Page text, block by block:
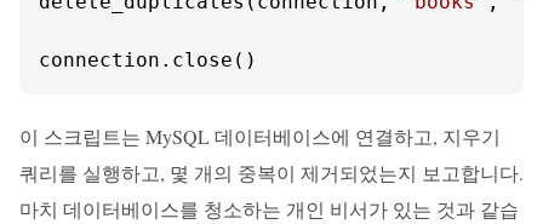
connection.close()
이 스크립트는 MySQL 데이터베이스에 연결하고, 지우기
쿼리를 실행하고, 몇 개의 중복이 제거되었는지 보고합니다.
마치 데이터베이스를 청소하는 개인 비서가 있는 것과 같습